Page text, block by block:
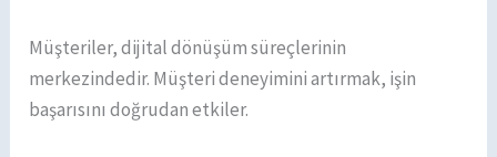
Müşteriler, dijital dönüşüm süreçlerinin
merkezindedir. Müşteri deneyimini artırmak, işin
başarısını doğrudan etkiler.